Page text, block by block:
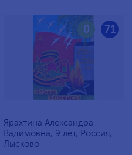
71
0
Ярахтина Александра
Вадимовна, 9 лет, Россия,
Лысково